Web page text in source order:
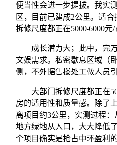
便当性会进一步提拔。我实
区，目前已建成2公里。适
拆修尺度都正在5000-6000元/
成长潜力大；此中，完万
文娱需求。私密歇息区域（
侧，不外据售楼处工做人员引
大部门拆修尺度都正在
房的适用性和质量感。除了
离项目约3公里，实测过程
地方绿地从入口，大大降低
个项目确实是抢占中环盈利